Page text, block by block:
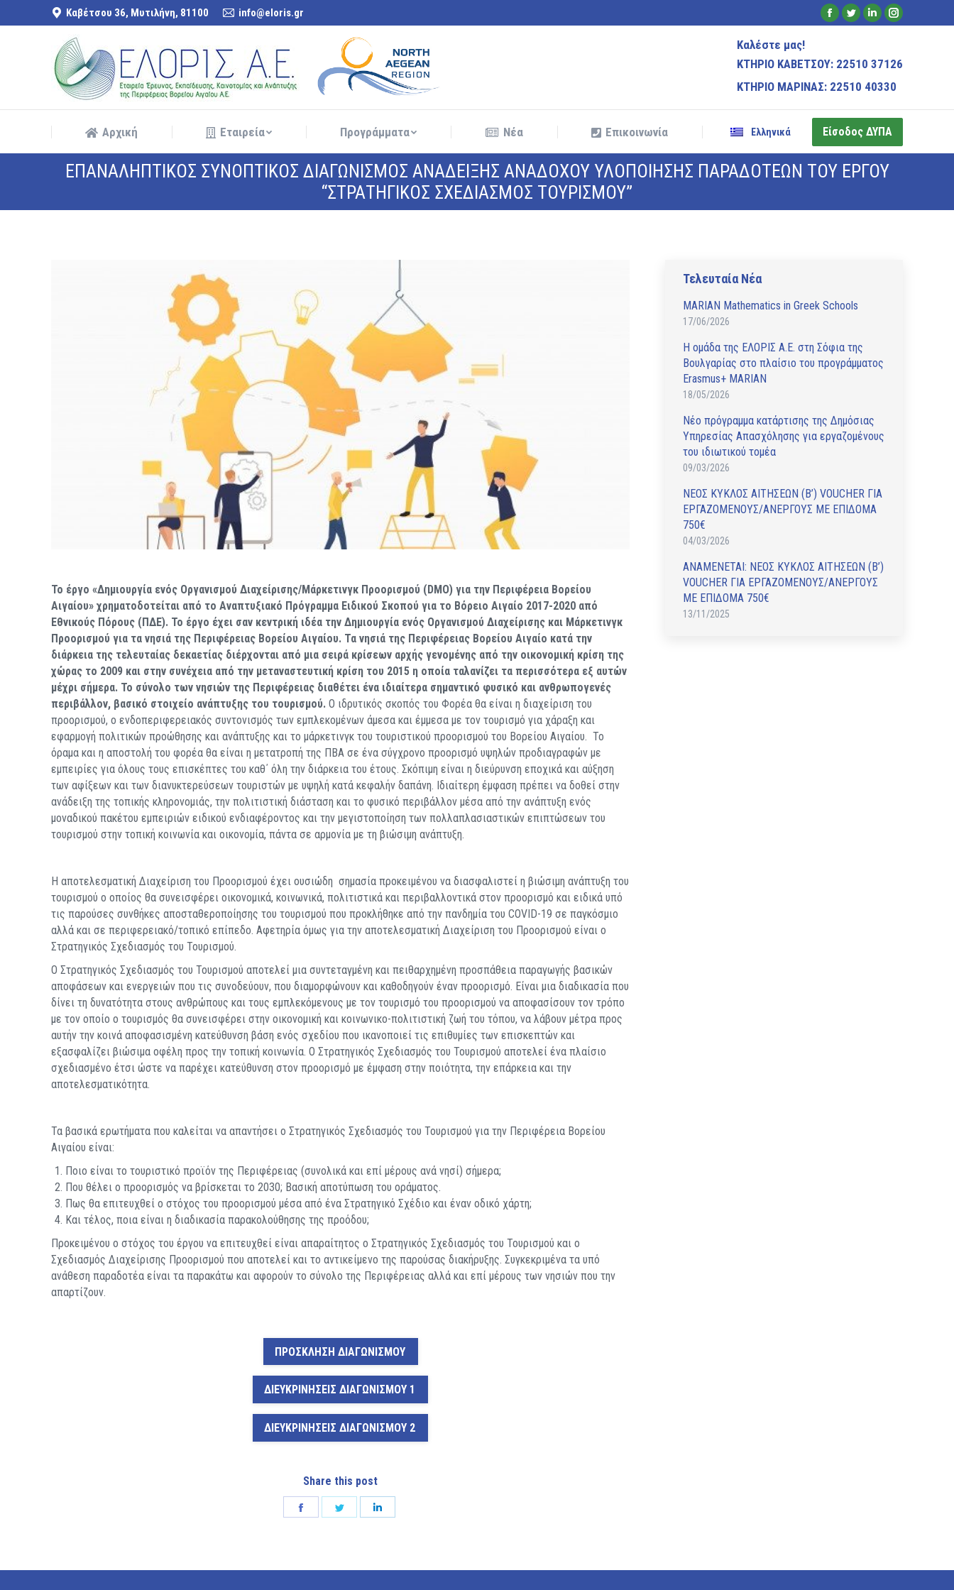
Καβέτσου 36, Μυτιλήνη, 81100 info@eloris.gr
Facebook
opens
new
window
Twitter
opens
new
window
Linkedin
opens
new
window
Instagram
opens
new
window
Καλέστε μας!
ΚΤΗΡΙΟ ΚΑΒΕΤΣΟΥ: 22510 37126
ΚΤΗΡΙΟ ΜΑΡΙΝΑΣ: 22510 40330
Αρχική Εταιρεία Προγράμματα Νέα Επικοινωνία Ελληνικά Είσοδος ΔΥΠΑ
ΕΠΑΝΑΛΗΠΤΙΚΟΣ ΣΥΝΟΠΤΙΚΟΣ ΔΙΑΓΩΝΙΣΜΟΣ ΑΝΑΔΕΙΞΗΣ ΑΝΑΔΟΧΟΥ ΥΛΟΠΟΙΗΣΗΣ ΠΑΡΑΔΟΤΕΩΝ ΤΟΥ ΕΡΓΟΥ
“ΣΤΡΑΤΗΓΙΚΟΣ ΣΧΕΔΙΑΣΜΟΣ ΤΟΥΡΙΣΜΟΥ”
Το έργο «Δημιουργία ενός Οργανισμού Διαχείρισης/Μάρκετινγκ Προορισμού (DMO) για την Περιφέρεια Βορείου
Αιγαίου» χρηματοδοτείται από το Αναπτυξιακό Πρόγραμμα Ειδικού Σκοπού για το Βόρειο Αιγαίο 2017-2020 από
Εθνικούς Πόρους (ΠΔΕ). Το έργο έχει σαν κεντρική ιδέα την Δημιουργία ενός Οργανισμού Διαχείρισης και Μάρκετινγκ
Προορισμού για τα νησιά της Περιφέρειας Βορείου Αιγαίου. Τα νησιά της Περιφέρειας Βορείου Αιγαίο κατά την
διάρκεια της τελευταίας δεκαετίας διέρχονται από μια σειρά κρίσεων αρχής γενομένης από την οικονομική κρίση της
χώρας το 2009 και στην συνέχεια από την μεταναστευτική κρίση του 2015 η οποία ταλανίζει τα περισσότερα εξ αυτών
μέχρι σήμερα. Το σύνολο των νησιών της Περιφέρειας διαθέτει ένα ιδιαίτερα σημαντικό φυσικό και ανθρωπογενές
περιβάλλον, βασικό στοιχείο ανάπτυξης του τουρισμού. Ο ιδρυτικός σκοπός του Φορέα θα είναι η διαχείριση του
προορισμού, ο ενδοπεριφερειακός συντονισμός των εμπλεκομένων άμεσα και έμμεσα με τον τουρισμό για χάραξη και
εφαρμογή πολιτικών προώθησης και ανάπτυξης και το μάρκετινγκ του τουριστικού προορισμού του Βορείου Αιγαίου. Το
όραμα και η αποστολή του φορέα θα είναι η μετατροπή της ΠΒΑ σε ένα σύγχρονο προορισμό υψηλών προδιαγραφών με
εμπειρίες για όλους τους επισκέπτες του καθ΄ όλη την διάρκεια του έτους. Σκόπιμη είναι η διεύρυνση εποχικά και αύξηση
των αφίξεων και των διανυκτερεύσεων τουριστών με υψηλή κατά κεφαλήν δαπάνη. Ιδιαίτερη έμφαση πρέπει να δοθεί στην
ανάδειξη της τοπικής κληρονομιάς, την πολιτιστική διάσταση και το φυσικό περιβάλλον μέσα από την ανάπτυξη ενός
μοναδικού πακέτου εμπειριών ειδικού ενδιαφέροντος και την μεγιστοποίηση των πολλαπλασιαστικών επιπτώσεων του
τουρισμού στην τοπική κοινωνία και οικονομία, πάντα σε αρμονία με τη βιώσιμη ανάπτυξη.
Η αποτελεσματική Διαχείριση του Προορισμού έχει ουσιώδη σημασία προκειμένου να διασφαλιστεί η βιώσιμη ανάπτυξη του
τουρισμού ο οποίος θα συνεισφέρει οικονομικά, κοινωνικά, πολιτιστικά και περιβαλλοντικά στον προορισμό και ειδικά υπό
τις παρούσες συνθήκες αποσταθεροποίησης του τουρισμού που προκλήθηκε από την πανδημία του COVID-19 σε παγκόσμιο
αλλά και σε περιφερειακό/τοπικό επίπεδο. Αφετηρία όμως για την αποτελεσματική Διαχείριση του Προορισμού είναι ο
Στρατηγικός Σχεδιασμός του Τουρισμού.
Ο Στρατηγικός Σχεδιασμός του Τουρισμού αποτελεί μια συντεταγμένη και πειθαρχημένη προσπάθεια παραγωγής βασικών
αποφάσεων και ενεργειών που τις συνοδεύουν, που διαμορφώνουν και καθοδηγούν έναν προορισμό. Είναι μια διαδικασία που
δίνει τη δυνατότητα στους ανθρώπους και τους εμπλεκόμενους με τον τουρισμό του προορισμού να αποφασίσουν τον τρόπο
με τον οποίο ο τουρισμός θα συνεισφέρει στην οικονομική και κοινωνικο-πολιτιστική ζωή του τόπου, να λάβουν μέτρα προς
αυτήν την κοινά αποφασισμένη κατεύθυνση βάση ενός σχεδίου που ικανοποιεί τις επιθυμίες των επισκεπτών και
εξασφαλίζει βιώσιμα οφέλη προς την τοπική κοινωνία. Ο Στρατηγικός Σχεδιασμός του Τουρισμού αποτελεί ένα πλαίσιο
σχεδιασμένο έτσι ώστε να παρέχει κατεύθυνση στον προορισμό με έμφαση στην ποιότητα, την επάρκεια και την
αποτελεσματικότητα.
Τα βασικά ερωτήματα που καλείται να απαντήσει ο Στρατηγικός Σχεδιασμός του Τουρισμού για την Περιφέρεια Βορείου
Αιγαίου είναι:
Ποιο είναι το τουριστικό προϊόν της Περιφέρειας (συνολικά και επί μέρους ανά νησί) σήμερα;
Που θέλει ο προορισμός να βρίσκεται το 2030; Βασική αποτύπωση του οράματος.
Πως θα επιτευχθεί ο στόχος του προορισμού μέσα από ένα Στρατηγικό Σχέδιο και έναν οδικό χάρτη;
Και τέλος, ποια είναι η διαδικασία παρακολούθησης της προόδου;
Προκειμένου ο στόχος του έργου να επιτευχθεί είναι απαραίτητος ο Στρατηγικός Σχεδιασμός του Τουρισμού και ο
Σχεδιασμός Διαχείρισης Προορισμού που αποτελεί και το αντικείμενο της παρούσας διακήρυξης. Συγκεκριμένα τα υπό
ανάθεση παραδοτέα είναι τα παρακάτω και αφορούν το σύνολο της Περιφέρειας αλλά και επί μέρους των νησιών που την
απαρτίζουν.
ΠΡΟΣΚΛΗΣΗ ΔΙΑΓΩΝΙΣΜΟΥ
ΔΙΕΥΚΡΙΝΗΣΕΙΣ ΔΙΑΓΩΝΙΣΜΟΥ 1
ΔΙΕΥΚΡΙΝΗΣΕΙΣ ΔΙΑΓΩΝΙΣΜΟΥ 2
Share this post
Τελευταία Νέα
MARIAN Mathematics in Greek Schools
17/06/2026
Η ομάδα της ΕΛΟΡΙΣ Α.Ε. στη Σόφια της
Βουλγαρίας στο πλαίσιο του προγράμματος
Erasmus+ MARIAN
18/05/2026
Νέο πρόγραμμα κατάρτισης της Δημόσιας
Υπηρεσίας Απασχόλησης για εργαζομένους
του ιδιωτικού τομέα
09/03/2026
ΝΕΟΣ ΚΥΚΛΟΣ ΑΙΤΗΣΕΩΝ (Β’) VOUCHER ΓΙΑ
ΕΡΓΑΖΟΜΕΝΟΥΣ/ΑΝΕΡΓΟΥΣ ΜΕ ΕΠΙΔΟΜΑ
750€
04/03/2026
ΑΝAΜΕΝΕΤΑΙ: ΝΕΟΣ ΚΥΚΛΟΣ ΑΙΤΗΣΕΩΝ (Β’)
VOUCHER ΓΙΑ ΕΡΓΑΖΟΜΕΝΟΥΣ/ΑΝΕΡΓΟΥΣ
ΜΕ ΕΠΙΔΟΜΑ 750€
13/11/2025
Αρχική Εταιρεία Προγράμματα Νέα Επικοινωνία Είσοδος ΔΥΠΑ